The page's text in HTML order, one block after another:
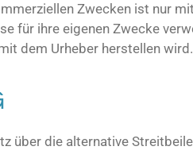
Zwecken ist nur
für ihre eigenen Zwecke
dem Urheber herstellen wird.
über die alternative